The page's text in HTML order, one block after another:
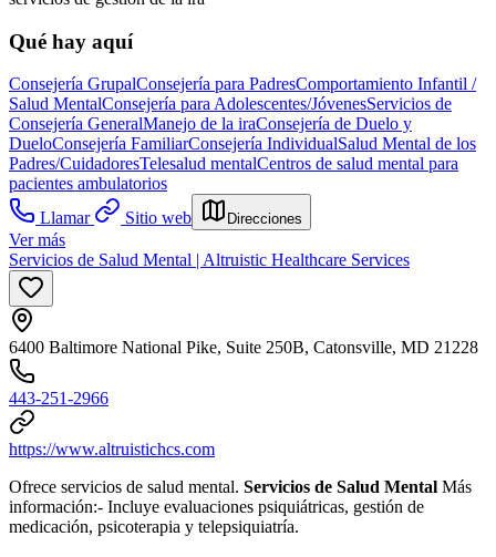
Qué hay aquí
Consejería GrupalConsejería para PadresComportamiento Infantil /
Salud MentalConsejería para Adolescentes/JóvenesServicios de
Consejería GeneralManejo de la iraConsejería de Duelo y
DueloConsejería FamiliarConsejería IndividualSalud Mental de los
Padres/CuidadoresTelesalud mentalCentros de salud mental para
pacientes ambulatorios
Llamar
Sitio web Direcciones
Ver más
Servicios de Salud Mental | Altruistic Healthcare Services
6400 Baltimore National Pike, Suite 250B, Catonsville, MD 21228
443-251-2966
https://www.altruistichcs.com
Ofrece servicios de salud mental. Servicios de Salud Mental Más
información:- Incluye evaluaciones psiquiátricas, gestión de
medicación, psicoterapia y telepsiquiatría.